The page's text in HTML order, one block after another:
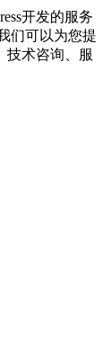
开发的服务
们可以为您提
技术咨询、服